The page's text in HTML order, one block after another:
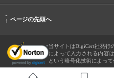
-
↑ ページの先頭へ
当サイトはDigiCert社発行
によって入力される内容
という暗号化技術によって